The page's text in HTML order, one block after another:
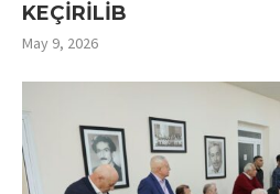
KEÇİRİLİB
May 9, 2026